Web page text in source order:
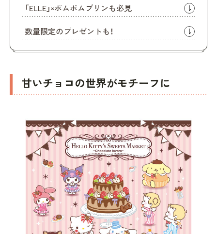
「ELLE」×ポムポムプリンも必見
数量限定のプレゼントも！
甘いチョコの世界がモチーフに